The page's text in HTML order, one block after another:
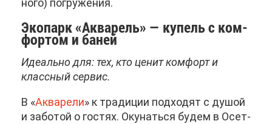
но­го) по­гру­же­ния.
Эко­парк «Ак­ва­рель» — ку­пель с ком­
фор­том и ба­ней
Иде­аль­но для: тех, кто це­нит ком­форт и
класс­ный сер­вис.
В «Ак­ва­ре­ли» к тра­ди­ции под­хо­дят с ду­шой
и за­бо­той о го­стях. Оку­нать­ся бу­дем в Осет­